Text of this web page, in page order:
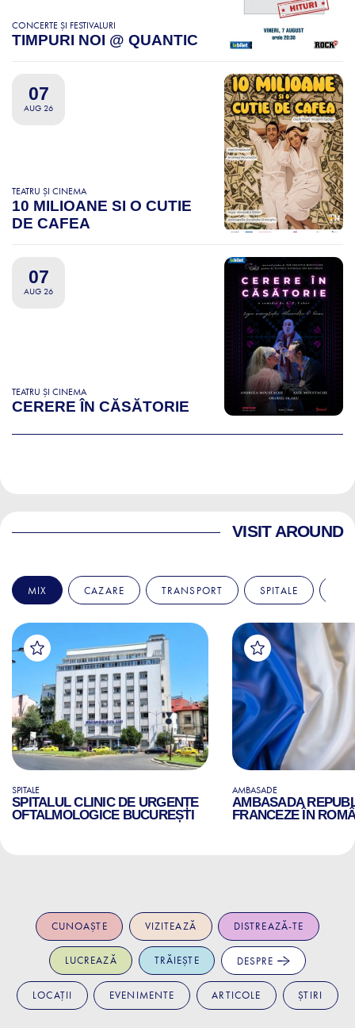
CONCERTE ȘI FESTIVALURI
TIMPURI NOI @ QUANTIC
07
AUG 26
TEATRU ȘI CINEMA
10 MILIOANE SI O CUTIE
DE CAFEA
07
AUG 26
TEATRU ȘI CINEMA
CERERE ÎN CĂSĂTORIE
VISIT AROUND
MIX CAZARE TRANSPORT SPITALE
SPITALE
SPITALUL CLINIC DE URGENȚE
OFTALMOLOGICE BUCUREȘTI
AMBASADE
AMBASADA
FRANCEZE ÎN
CUNOAȘTE VIZITEAZĂ DISTREAZĂ-TE
LUCREAZĂ TRĂIEȘTE DESPRE
LOCAȚII EVENIMENTE ARTICOLE ȘTIRI